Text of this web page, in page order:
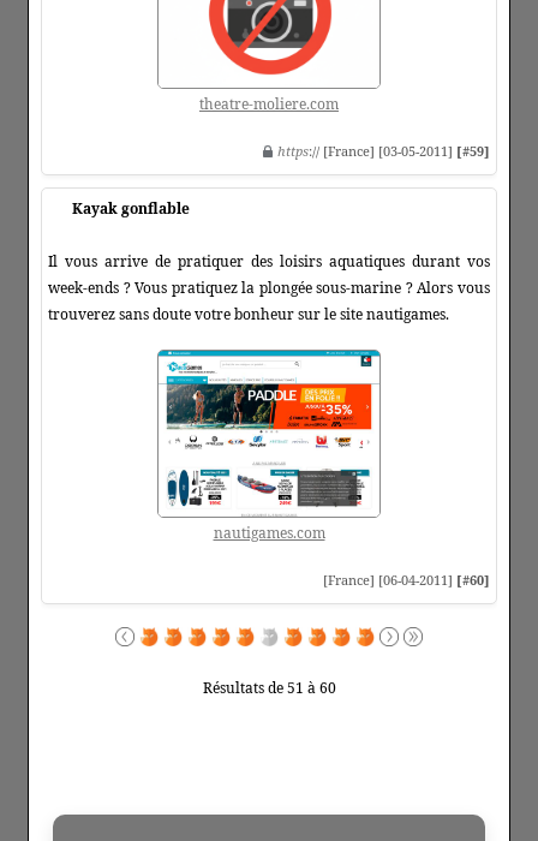
theatre-moliere.com
https:// [France] [03-05-2011] [#59]
Kayak gonflable
Il vous arrive de pratiquer des loisirs aquatiques durant vos
week-ends ? Vous pratiquez la plongée sous-marine ? Alors vous
trouverez sans doute votre bonheur sur le site nautigames.
nautigames.com
[France] [06-04-2011] [#60]
Résultats de 51 à 60